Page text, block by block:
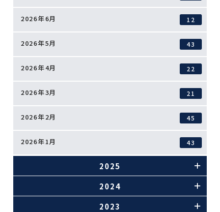
2026年6月 12
2026年5月 43
2026年4月 22
2026年3月 21
2026年2月 45
2026年1月 43
2025
2024
2023